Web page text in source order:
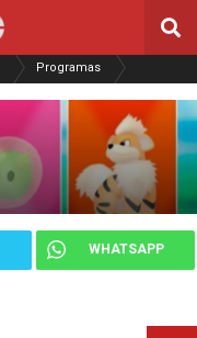
Programas
WHATSAPP